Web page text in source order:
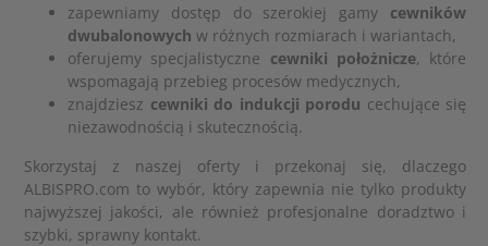
zapewniamy dostęp do szerokiej gamy cewników
dwubalonowych w różnych rozmiarach i wariantach,
oferujemy specjalistyczne cewniki położnicze, które
wspomagają przebieg procesów medycznych,
znajdziesz cewniki do indukcji porodu cechujące się
niezawodnością i skutecznością.
Skorzystaj z naszej oferty i przekonaj się, dlaczego
ALBISPRO.com to wybór, który zapewnia nie tylko produkty
najwyższej jakości, ale również profesjonalne doradztwo i
szybki, sprawny kontakt.